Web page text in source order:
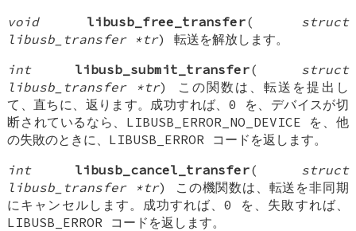
void
libusb_free_transfer( struct
libusb_transfer *tr) 転送を解放します。
int
libusb_submit_transfer( struct
libusb_transfer *tr) この関数は、転送を提出し
て、直ちに、返ります。成功すれば、0 を、デバイスが切
断されているなら、LIBUSB_ERROR_NO_DEVICE を、他
の失敗のときに、LIBUSB_ERROR コードを返します。
int
libusb_cancel_transfer( struct
libusb_transfer *tr) この機関数は、転送を非同期
にキャンセルします。成功すれば、0 を、失敗すれば、
LIBUSB_ERROR コードを返します。